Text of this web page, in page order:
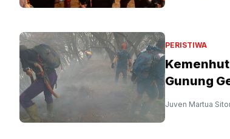
PERISTIWA
Gunung
Juven Martua